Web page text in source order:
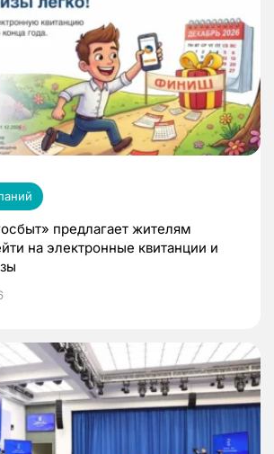
предлагает жителям
на электронные квитанции и